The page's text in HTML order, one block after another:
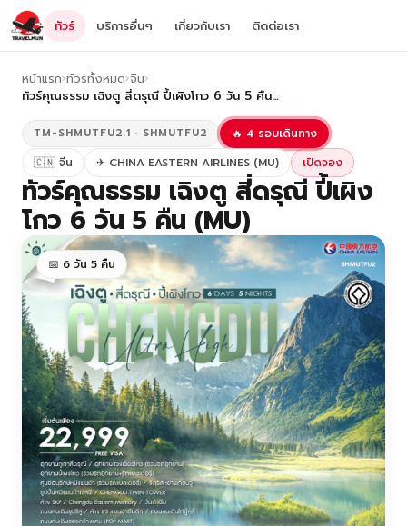
ทัวร์ บริการอื่นๆ เกี่ยวกับเรา ติดต่อเรา
หน้าแรก›ทัวร์ทั้งหมด›จีน›
ทัวร์คุณธรรม เฉิงตู สี่ดรุณี ปี้เผิงโกว 6 วัน 5 คืน…
TM-SHMUTFU2.1 · SHMUTFU2
🔥 4 รอบเดินทาง
🇨🇳 จีน
✈ CHINA EASTERN AIRLINES (MU) เปิดจอง
ทัวร์คุณธรรม เฉิงตู สี่ดรุณี ปี้เผิง
โกว 6 วัน 5 คืน (MU)
📅 6 วัน 5 คืน